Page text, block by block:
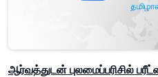
ஆர்வத்துடன் புலமைப்பரிசில்